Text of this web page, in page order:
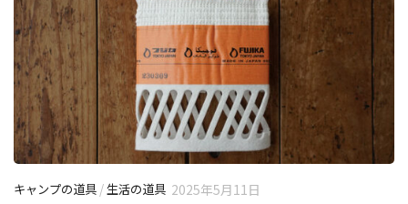
キャンプの道具 /生活の道具 2025年5月11日